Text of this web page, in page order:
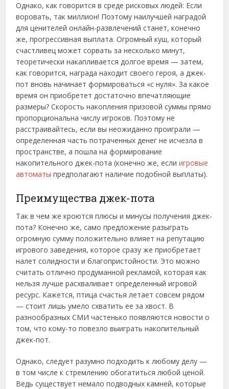
Однако, как говорится в среде рисковых людей: Если
воровать, так миллион! Поэтому наилучшей наградой
для ценителей онлайн-развлечений станет, конечно
же, прогрессивная выплата. Огромный куш, который
счастливец может сорвать за несколько минут,
теоретически накапливается долгое время — затем,
как говорится, награда находит своего героя, а джек-
пот вновь начинает формироваться «с нуля». За какое
время он приобретет достаточно впечатляющие
размеры? Скорость накопления призовой суммы прямо
пропорциональна числу игроков. Поэтому не
расстраивайтесь, если вы неожиданно проиграли —
определенная часть потраченных денег не исчезла в
пространстве, а пошла на формирование
накопительного джек-пота (конечно же, еслиигровые
автоматы предполагают наличие подобной выплаты).
Преимущества джек-пота
Так в чем же кроются плюсы и минусы получения джек-
пота? Конечно же, само предложение разыграть
огромную сумму положительно влияет на репутацию
игрового заведения, которое сразу же приобретает
налет солидности и благопристойности. Это можно
считать отлично продуманной рекламой, которая как
нельзя лучше расхваливает определенный игровой
ресурс. Кажется, птица счастья летает совсем рядом
— стоит лишь умело схватить ее за хвост. В
разнообразных СМИ частенько появляются новости о
том, что кому-то повезло выиграть накопительный
джек-пот.
Однако, следует разумно подходить к любому делу —
в том числе к стремлению обогатиться любой ценой.
Ведь существует немало подводных камней, которые